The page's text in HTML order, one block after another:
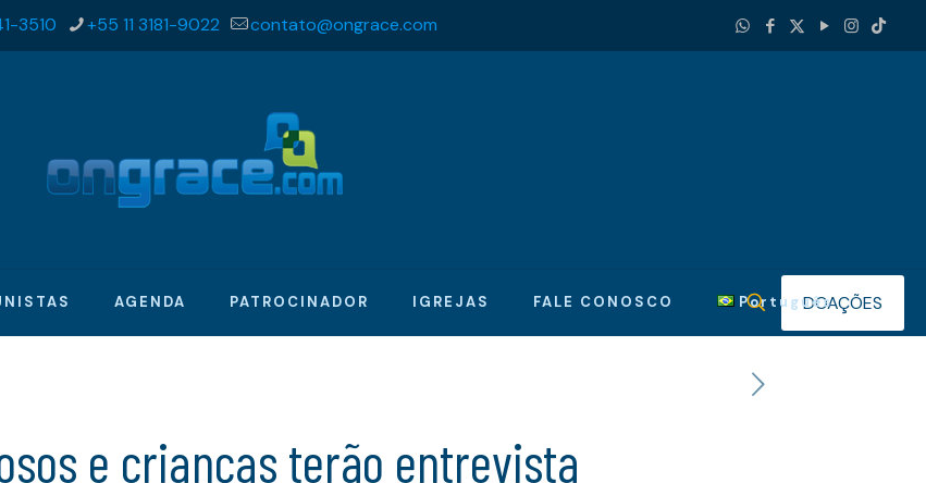
3510 +55 11 3181-9022 contato@ongrace.com
AGENDA PATROCINADOR IGREJAS FALE CONOSCO PortuguêsDOAÇÕES
e crianças terão entrevista